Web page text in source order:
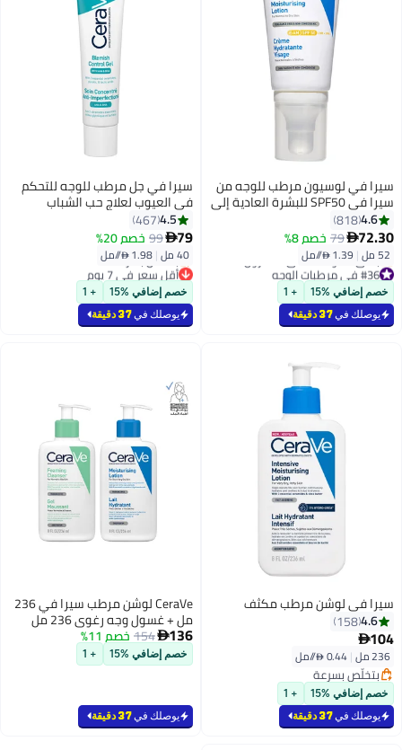
سيرا في لوسيون مرطب للوجه من
سيرا في SPF50 للبشرة العادية إلى
الجافة
4.6
818
72.30
79 خصم 8%
52 مل |
#36 في مرطبات الوجه
باقي 10 وحدات في المخزون
#36 في مرطبات الوجه
خصم إضافي %15 + 1
يوصلك في37 دقيقة
سيرا في جل مرطب للوجه للتحكم
في العيوب لعلاج حب الشباب
والعيوب مع حمض الجليكوليك
وحمض اللاكتيك AHA/BHA
4.5
467
79
99 خصم 20%
40 مل |1.98 /⁨/مل⁩
أقل سعر في 7 يوم
بتخلّص بسرعة
أقل سعر في 7 يوم
خصم إضافي %15 + 1
يوصلك في37 دقيقة
سيرا في لوشن مرطب مكثف
4.6
158
104
236 مل |
بتخلّص بسرعة
بتخلّص بسرعة
خصم إضافي %15 + 1
يوصلك في37 دقيقة
CeraVe لوشن مرطب سيرا في 236
مل + غسول وجه رغوي 236 مل
136
154 خصم 11%
خصم إضافي %15 + 1
يوصلك في37 دقيقة